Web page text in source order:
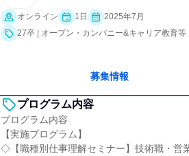
オンライン 1日
2025年7月
27卒 | オープン・カンパニー&キャリア教育等
募集情報
プログラム内容
プログラム内容
【実施プログラム】
◇【職種別仕事理解セミナー】技術職・営